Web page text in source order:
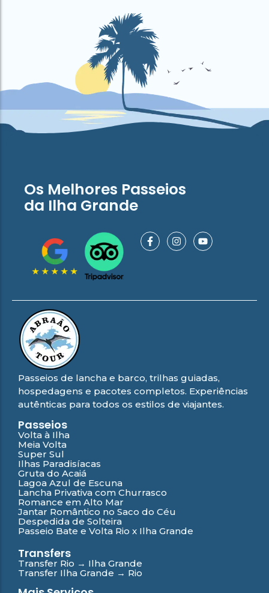
Os Melhores Passeios
da Ilha Grande
Passeios de lancha e barco, trilhas guiadas,
hospedagens e pacotes completos. Experiências
autênticas para todos os estilos de viajantes.
Passeios
Volta à Ilha
Meia Volta
Super Sul
Ilhas Paradisíacas
Gruta do Acaiá
Lagoa Azul de Escuna
Lancha Privativa com Churrasco
Romance em Alto Mar
Jantar Romântico no Saco do Céu
Despedida de Solteira
Passeio Bate e Volta Rio x Ilha Grande
Transfers
Transfer Rio → Ilha Grande
Transfer Ilha Grande → Rio